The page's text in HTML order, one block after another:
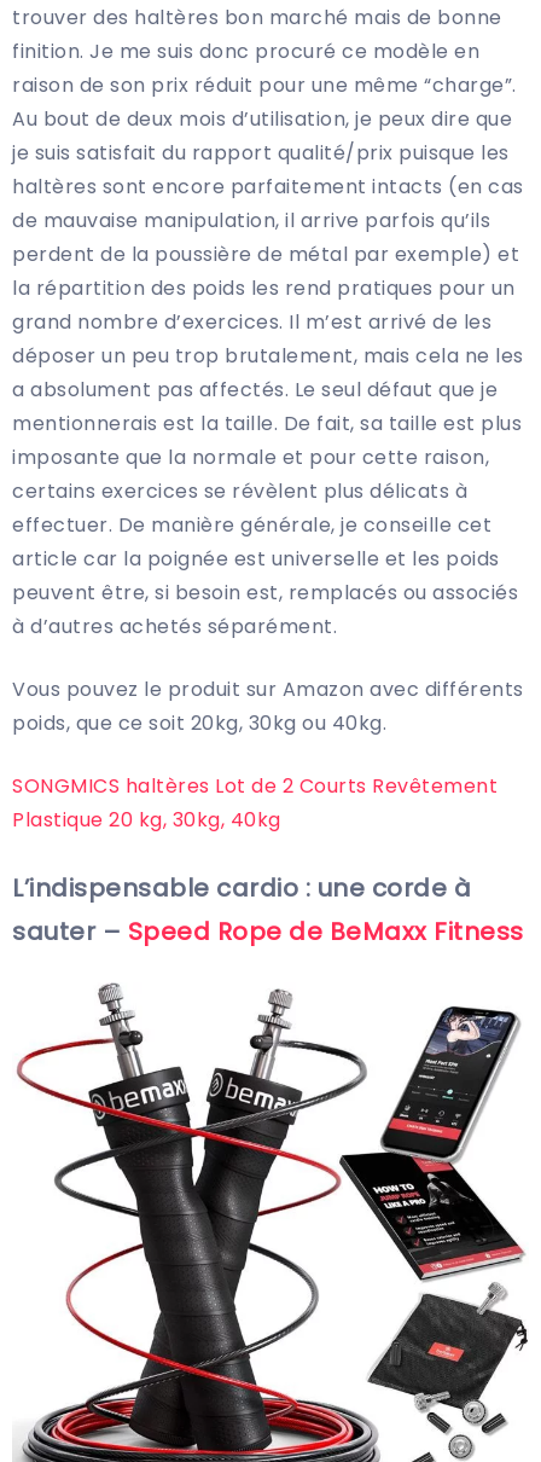
trouver des haltères bon marché mais de bonne
finition. Je me suis donc procuré ce modèle en
raison de son prix réduit pour une même “charge”.
Au bout de deux mois d’utilisation, je peux dire que
je suis satisfait du rapport qualité/prix puisque les
haltères sont encore parfaitement intacts (en cas
de mauvaise manipulation, il arrive parfois qu’ils
perdent de la poussière de métal par exemple) et
la répartition des poids les rend pratiques pour un
grand nombre d’exercices. Il m’est arrivé de les
déposer un peu trop brutalement, mais cela ne les
a absolument pas affectés. Le seul défaut que je
mentionnerais est la taille. De fait, sa taille est plus
imposante que la normale et pour cette raison,
certains exercices se révèlent plus délicats à
effectuer. De manière générale, je conseille cet
article car la poignée est universelle et les poids
peuvent être, si besoin est, remplacés ou associés
à d’autres achetés séparément.
Vous pouvez le produit sur Amazon avec différents
poids, que ce soit 20kg, 30kg ou 40kg.
SONGMICS haltères Lot de 2 Courts Revêtement
Plastique 20 kg, 30kg, 40kg
L’indispensable cardio : une corde à
sauter – Speed Rope de BeMaxx Fitness